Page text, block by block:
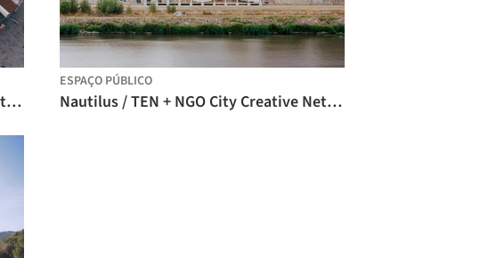
Praça Skanderbeg em Skopje / qb Arkitektura + BINA + Besian Mehmeti Architects
ESPAÇO PÚBLICO
Nautilus / TEN + NGO City Creative Network